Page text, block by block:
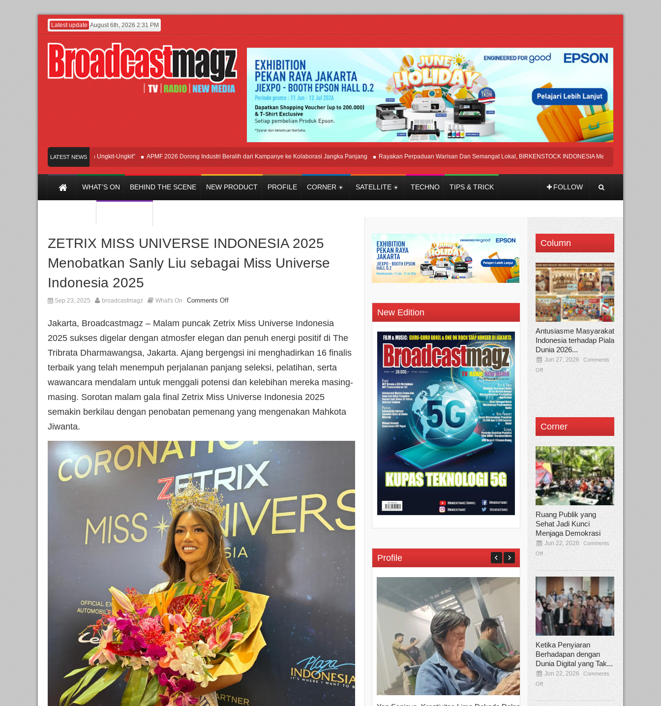
Latest update August 6th, 2026 2:31 PM
LATEST NEWS
Hipdut Modern “Jangan Ungkit-Ungkit” APMF 2026 Dorong Industri Beralih dari Kampanye ke Kolaborasi Jangka Panjang Rayakan Perpaduan Warisan Dan Semangat Lokal, BIRKENSTOCK INDONESIA Membuka Took di Ubud, Bali
WHAT’S ON BEHIND THE SCENE NEW PRODUCT PROFILE CORNER SATELLITE TECHNO TIPS & TRICK FOLLOW
ZETRIX MISS UNIVERSE INDONESIA 2025
Menobatkan Sanly Liu sebagai Miss Universe
Indonesia 2025
Sep 23, 2025 broadcastmagz What's On Comments Off
Jakarta, Broadcastmagz – Malam puncak Zetrix Miss Universe Indonesia
2025 sukses digelar dengan atmosfer elegan dan penuh energi positif di The
Tribrata Dharmawangsa, Jakarta. Ajang bergengsi ini menghadirkan 16 finalis
terbaik yang telah menempuh perjalanan panjang seleksi, pelatihan, serta
wawancara mendalam untuk menggali potensi dan kelebihan mereka masing-
masing. Sorotan malam gala final Zetrix Miss Universe Indonesia 2025
semakin berkilau dengan penobatan pemenang yang mengenakan Mahkota
Jiwanta.
New Edition
Profile
Column
Antusiasme Masyarakat
Indonesia terhadap Piala
Dunia 2026...
Jun 27, 2026
Comments
Off
Corner
Ruang Publik yang
Sehat Jadi Kunci
Menjaga Demokrasi
Jun 22, 2026
Comments
Off
Ketika Penyiaran
Berhadapan dengan
Dunia Digital yang Tak...
Jun 22, 2026
Comments
Off